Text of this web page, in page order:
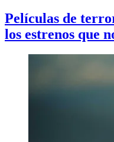
Películas de
los estrenos que